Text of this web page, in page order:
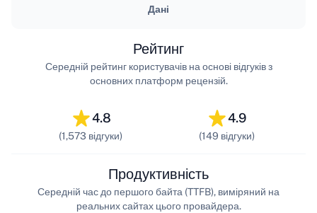
Дані
4.8
(1,573 відгуки)
Рейтинг
Середній рейтинг користувачів на основі відгуків з
основних платформ рецензій.
4.9
(149 відгуки)
Продуктивність
Середній час до першого байта (TTFB), виміряний на
реальних сайтах цього провайдера.